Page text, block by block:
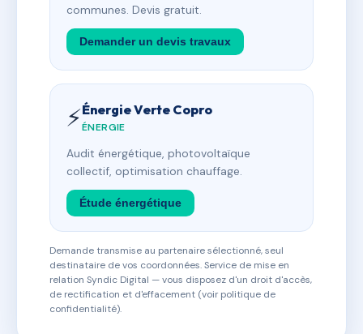
communes. Devis gratuit.
Demander un devis travaux
⚡Énergie Verte Copro
ÉNERGIE
Audit énergétique, photovoltaïque
collectif, optimisation chauffage.
Étude énergétique
Demande transmise au partenaire sélectionné, seul
destinataire de vos coordonnées. Service de mise en
relation Syndic Digital — vous disposez d'un droit d'accès,
de rectification et d'effacement (voir politique de
confidentialité).